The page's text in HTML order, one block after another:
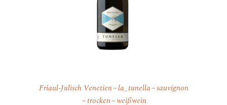
Friaul-Julisch Venetien la_tunella sauvignon
trocken weißwein